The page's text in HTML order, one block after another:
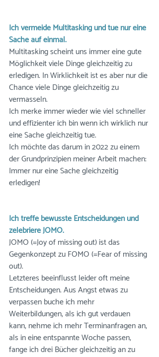
Ich vermeide Multitasking und tue nur eine
Sache auf einmal.
Multitasking scheint uns immer eine gute
Möglichkeit viele Dinge gleichzeitig zu
erledigen. In Wirklichkeit ist es aber nur die
Chance viele Dinge gleichzeitig zu
vermasseln.
Ich merke immer wieder wie viel schneller
und effizienter ich bin wenn ich wirklich nur
eine Sache gleichzeitig tue.
Ich möchte das darum in 2022 zu einem
der Grundprinzipien meiner Arbeit machen:
Immer nur eine Sache gleichzeitig
erledigen!
Ich treffe bewusste Entscheidungen und
zelebriere JOMO.
JOMO (=Joy of missing out) ist das
Gegenkonzept zu FOMO (=Fear of missing
out).
Letzteres beeinflusst leider oft meine
Entscheidungen. Aus Angst etwas zu
verpassen buche ich mehr
Weiterbildungen, als ich gut verdauen
kann, nehme ich mehr Terminanfragen an,
als in eine entspannte Woche passen,
fange ich drei Bücher gleichzeitig an zu